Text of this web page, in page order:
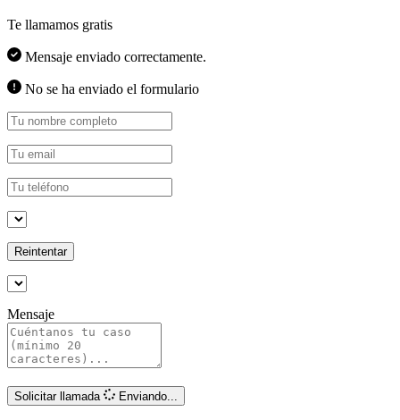
Te llamamos gratis
Mensaje enviado correctamente.
No se ha enviado el formulario
Reintentar
Mensaje
Solicitar llamada Enviando...